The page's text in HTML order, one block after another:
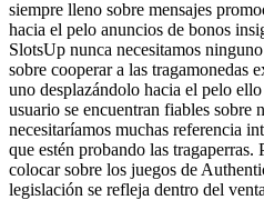
siempre lleno sobre mensajes
hacia el pelo anuncios de bonos
SlotsUp nunca necesitamos
sobre cooperar a las tragamonedas
uno desplazándolo hacia el pelo
usuario se encuentran fiables sobre
necesitarí­amos muchas referencia
que estén probando las
colocar sobre los juegos de
legislación se refleja dentro del